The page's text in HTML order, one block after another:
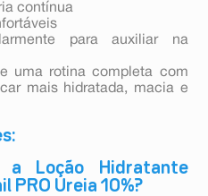
contínua
para auxiliar na
uma rotina completa com
mais hidratada, macia e
Loção Hidratante
PRO Ureia 10%?